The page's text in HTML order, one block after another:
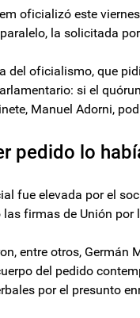
oficializó este
la solicitada
del oficialismo, que
si el
Manuel Adorni,
pedido lo
fue elevada por el
las firmas de Unión
entre otros, Germán
del pedido
por el presunto